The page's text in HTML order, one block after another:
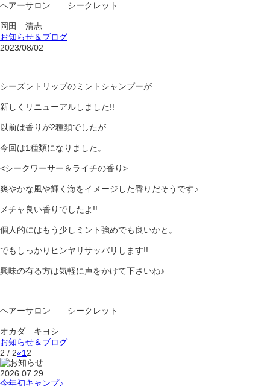
ヘアーサロン シークレット
岡田 清志
お知らせ＆ブログ
2023/08/02
シーズントリップのミントシャンプーが
新しくリニューアルしました!!
以前は香りが2種類でしたが
今回は1種類になりました。
<シークワーサー＆ライチの香り>
爽やかな風や輝く海をイメージした香りだそうです♪
メチャ良い香りでしたよ!!
個人的にはもう少しミント強めでも良いかと。
でもしっかりヒンヤリサッパリします!!
興味の有る方は気軽に声をかけて下さいね♪
ヘアーサロン シークレット
オカダ キヨシ
お知らせ＆ブログ
2 / 2«1 2
2026.07.29
今年初キャンプ♪